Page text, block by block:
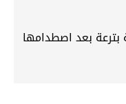
بترعة بعد اصطدامها